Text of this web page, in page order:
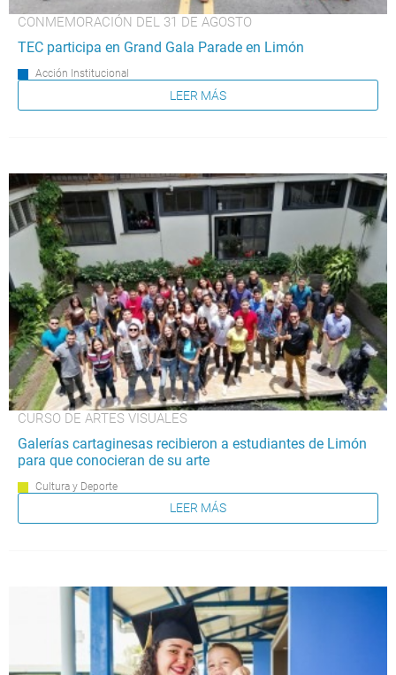
CONMEMORACIÓN DEL 31 DE AGOSTO
TEC participa en Grand Gala Parade en Limón
Acción Institucional
LEER MÁS
CURSO DE ARTES VISUALES
Galerías cartaginesas recibieron a estudiantes de Limón
para que conocieran de su arte
Cultura y Deporte
LEER MÁS